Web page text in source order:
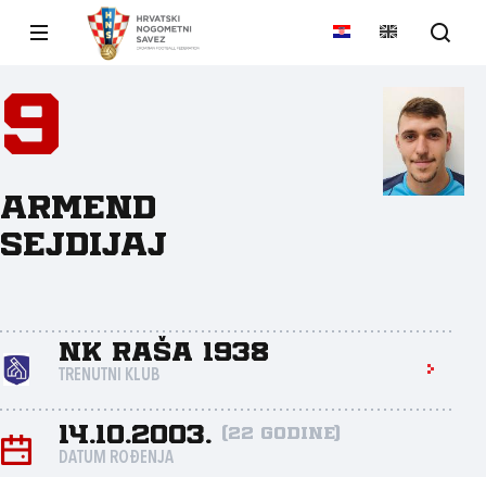
9
Armend
Sejdijaj
NK Raša 1938
TRENUTNI KLUB
14.10.2003. (22 godine)
DATUM ROĐENJA